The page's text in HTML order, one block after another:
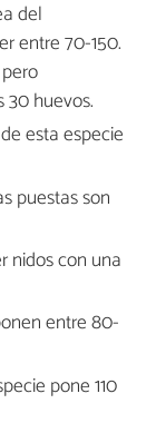
del
entre 70-150.
huevos.
esta especie
puestas son
nidos con una
entre 80-
pone 110